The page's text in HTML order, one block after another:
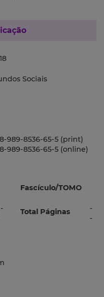
Sociais
989-8536-65-5 (print)
989-8536-65-5 (online)
Fascículo/TOMO
Total Páginas
-
-